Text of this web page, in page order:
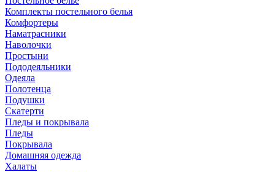
Комплекты постельного белья
Комфортеры
Наматрасники
Наволочки
Простыни
Пододеяльники
Одеяла
Полотенца
Подушки
Скатерти
Пледы и покрывала
Пледы
Покрывала
Домашняя одежда
Халаты